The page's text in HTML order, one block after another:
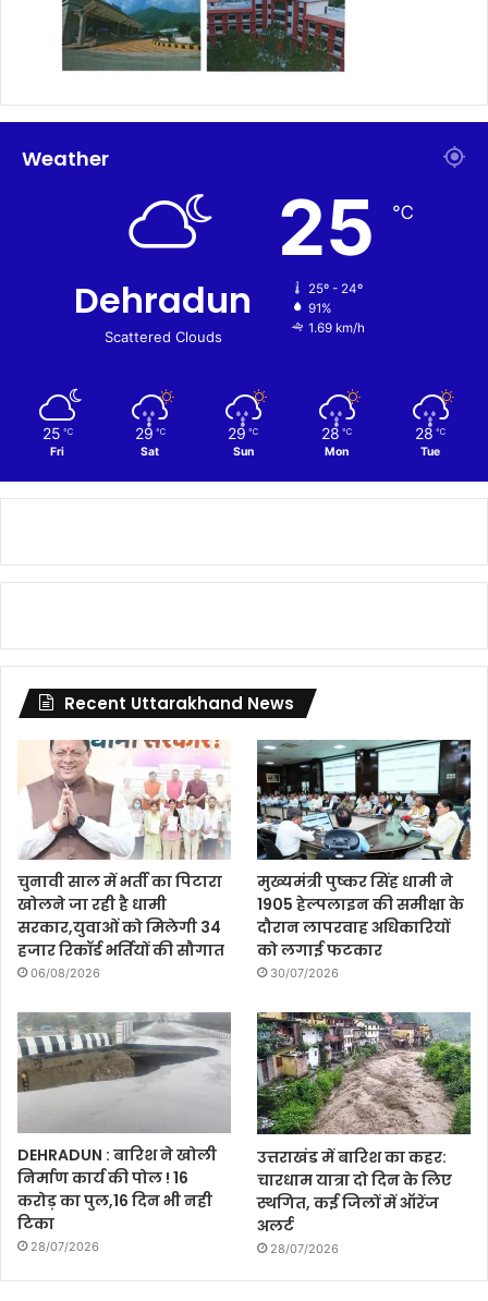
Weather
Dehradun
Scattered Clouds
25 ℃
25º - 24º
91%
1.69 km/h
25 ℃
Fri
29 ℃
Sat
29 ℃
Sun
28 ℃
Mon
28 ℃
Tue
Recent Uttarakhand News
चुनावी साल में भर्ती का पिटारा
खोलने जा रही है धामी
सरकार,युवाओं को मिलेगी 34
हजार रिकॉर्ड भर्तियों की सौगात
06/08/2026
मुख्यमंत्री पुष्कर सिंह धामी ने
1905 हेल्पलाइन की समीक्षा के
दौरान लापरवाह अधिकारियों
को लगाई फटकार
30/07/2026
DEHRADUN : बारिश ने खोली
निर्माण कार्य की पोल ! 16
करोड़ का पुल,16 दिन भी नही
टिका
28/07/2026
उत्तराखंड में बारिश का कहर:
चारधाम यात्रा दो दिन के लिए
स्थगित, कई जिलों में ऑरेंज
अलर्ट
28/07/2026